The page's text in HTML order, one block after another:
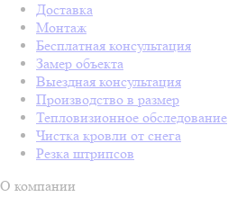
Доставка
Монтаж
Бесплатная консультация
Замер объекта
Выездная консультация
Производство в размер
Тепловизионное обследование
Чистка кровли от снега
Резка штрипсов
О компании